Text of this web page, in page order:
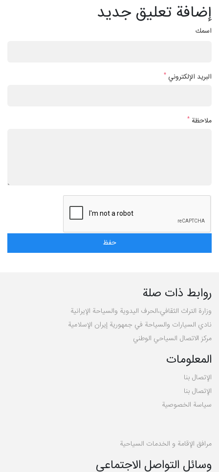
إضافة تعليق جديد
اسمك
البريد الإلكتروني *
ملاحظة *
روابط ذات صلة
وزارة التراث الثقافي،الحرف اليدوية والسياحة الإيرانية
نادي السيارات والسياحة في جمهورية إيران الإسلامية
مركز الاتصال السياحي الوطني
المعلومات
الإتصال بنا
الإتصال بنا
سیاسة الخصوصية
مرافق الإقامة و الخدمات السياحية
وسائل التواصل الاجتماعي